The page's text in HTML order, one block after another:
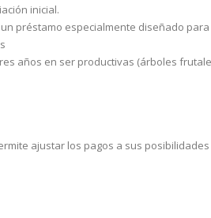
inicial.
préstamo especialmente diseñado
años en ser productivas (árboles
ajustar los pagos a sus